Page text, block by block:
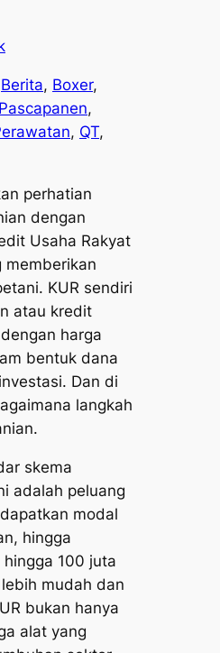
Berita, Boxer
Pascapanen
, QT
perhatian
dengan
Usaha Rakyat
memberikan
KUR sendiri
atau kredit
harga
bentuk dana
Dan di
langkah
skema
adalah peluang
modal
hingga
100 juta
mudah dan
bukan hanya
alat yang